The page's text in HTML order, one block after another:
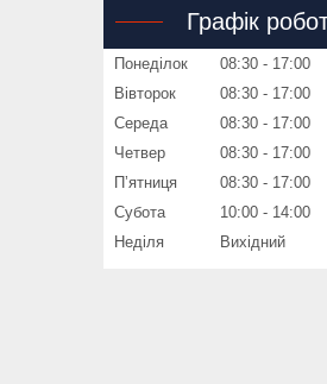
Графік
Понеділок 08:30
17:00
Вівторок
08:30
17:00
Середа
08:30
17:00
Четвер
08:30
17:00
Пʼятниця
08:30
17:00
Субота
10:00
14:00
Неділя
Вихідний